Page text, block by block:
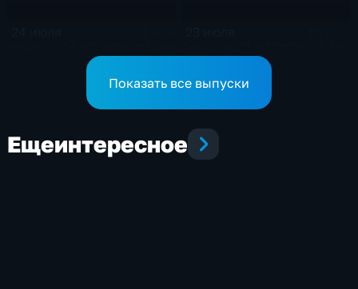
Показать все выпуски
Ещеинтересное